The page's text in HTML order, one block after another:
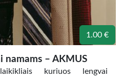
1.00 €
namams – AKMUS
kuriuos lengvai